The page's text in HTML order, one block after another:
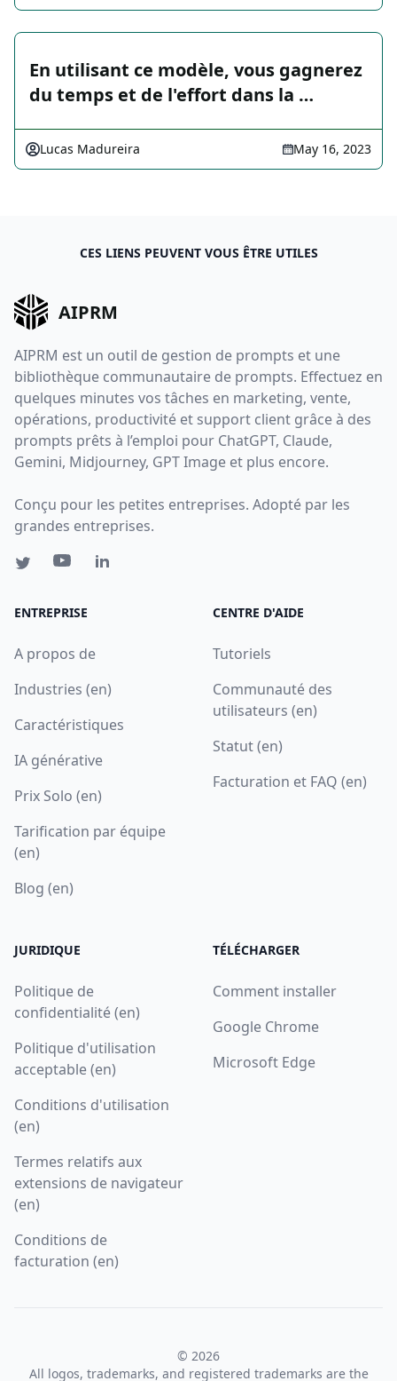
En utilisant ce modèle, vous gagnerez
du temps et de l'effort dans la …
Lucas Madureira May 16, 2023
CES LIENS PEUVENT VOUS ÊTRE UTILES
AIPRM
AIPRM est un outil de gestion de prompts et une
bibliothèque communautaire de prompts. Effectuez en
quelques minutes vos tâches en marketing, vente,
opérations, productivité et support client grâce à des
prompts prêts à l’emploi pour ChatGPT, Claude,
Gemini, Midjourney, GPT Image et plus encore.
Conçu pour les petites entreprises. Adopté par les
grandes entreprises.
ENTREPRISE
A propos de
Industries (en)
Caractéristiques
IA générative
Prix Solo (en)
Tarification par équipe
(en)
Blog (en)
CENTRE D'AIDE
Tutoriels
Communauté des
utilisateurs (en)
Statut (en)
Facturation et FAQ (en)
JURIDIQUE
Politique de
confidentialité (en)
Politique d'utilisation
acceptable (en)
Conditions d'utilisation
(en)
Termes relatifs aux
extensions de navigateur
(en)
Conditions de
facturation (en)
TÉLÉCHARGER
Comment installer
Google Chrome
Microsoft Edge
© 2026
All logos, trademarks, and registered trademarks are the